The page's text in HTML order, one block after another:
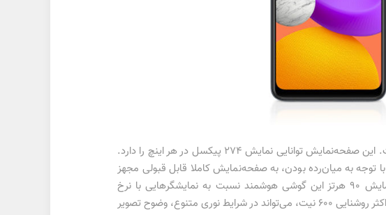
گلکسی M22 سامسونگ به نمایشگر 6.4 اینچ با رزولوشن 720×1600 پیکسل از نوع سوپرامولد مجهز شده است. این صفحه‌نمایش توانایی نمایش 274 پیکسل در هر اینچ را دارد.
با توجه به مشخصات در نظر گرفته شده و البته حضور پنل سوپرامولد، باید گفت که سامسونگ گلکسی M22 با توجه به میان‌رده بودن، به صفحه‌نمایش کاملا قابل قبولی مجهز
شده است. صفحه‌نمایش گلکسی M22 توانایی ارائه نرخ بروزرسانی 90 هرتز را دارد. عملکرد بهتر صفحه‌نمایش 90 هرتز این گوشی هوشمند نسبت به نمایشگرهایی با نرخ
بروزرسانی 60 هرتز، در گیم‌پلی و تماشای ویدیو‌های با‌کیفیت قابل لمس است. این نمایشگر با توانایی ارائه حداکثر روشنایی 600 نیت، می‌تواند در شرایط نوری متنوع، وضوح تصویر